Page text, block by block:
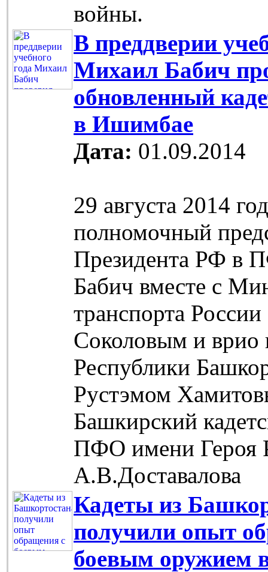
войны.
В преддверии
Михаил Бабич
обновленный
в Ишимбае
Дата: 01.09.2014
29 августа 2014
полномочный
Президента РФ в
Бабич вместе с
транспорта
Соколовым и врио
Республики
Рустэмом
Башкирский
ПФО имени Героя
А.В.Доставалова
Кадеты из
получили опыт
боевым оружием